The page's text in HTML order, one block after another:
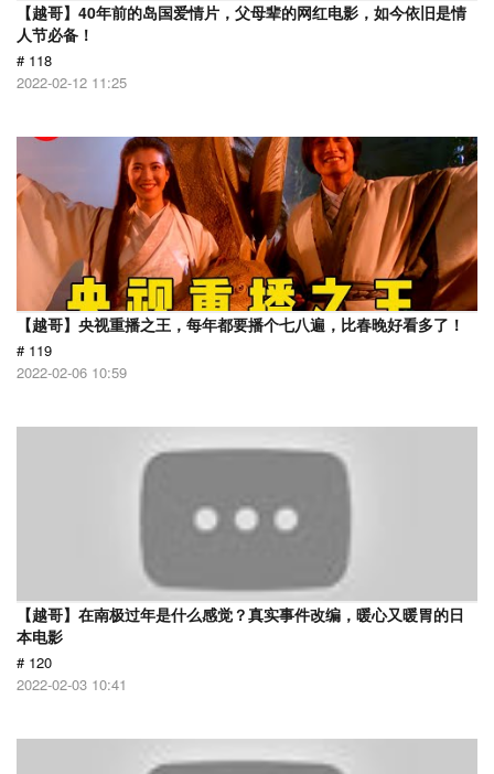
【越哥】40年前的岛国爱情片，父母辈的网红电影，如今依旧是情
人节必备！
# 118
2022-02-12 11:25
【越哥】央视重播之王，每年都要播个七八遍，比春晚好看多了！
# 119
2022-02-06 10:59
【越哥】在南极过年是什么感觉？真实事件改编，暖心又暖胃的日
本电影
# 120
2022-02-03 10:41